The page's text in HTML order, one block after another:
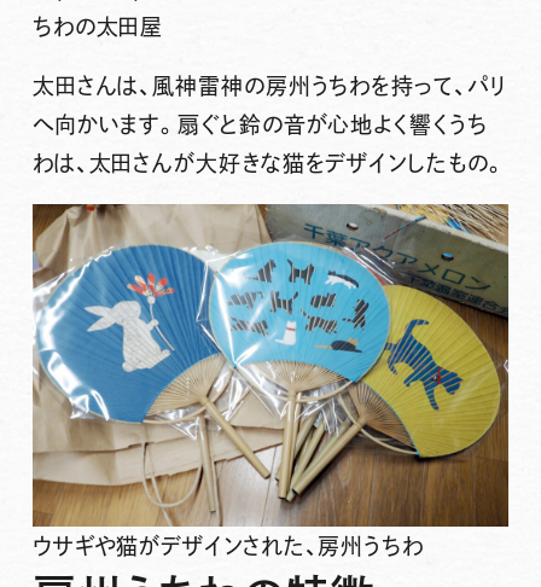
ちわの太田屋
太田さんは、風神雷神の房州うちわを持って、パリ
へ向かいます。扇ぐと鈴の音が心地よく響くうち
わは、太田さんが大好きな猫をデザインしたもの。
ウサギや猫がデザインされた、房州うちわ